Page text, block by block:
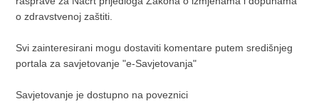
o zdravstvenoj zaštiti.
Svi zainteresirani mogu dostaviti komentare putem središnjeg
portala za savjetovanje "e-Savjetovanja"
Savjetovanje je dostupno na poveznici